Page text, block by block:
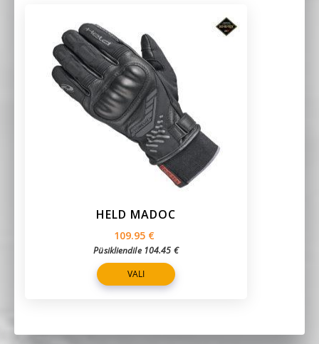
HELD MADOC
109.95 €
Püsikliendile 104.45 €
VALI